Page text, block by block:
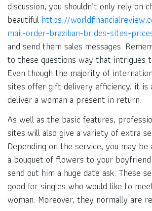
discussion, you shouldn’t only rely on
beautiful https://
mail-order-brazilian-brides-sites-
and send them sales messages.
to these questions way that intrigues
Even though the majority of
sites offer gift delivery efficiency, it is
deliver a woman a present in return.
As well as the basic features,
sites will also give a variety of extra
Depending on the service, you may
a bouquet of flowers to your
send out him a huge date ask. These
good for singles who would like to
woman. Moreover, they normally are